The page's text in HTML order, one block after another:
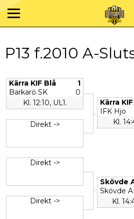
P13 f.2010 A-
Kärra KIF Blå
1
Barkarö SK
0
Kl. 12:10, UL1.
Direkt ->
Direkt ->
Direkt ->
Kärra
IFK Hjo
Kl.
Skövde
Skövde
Kl.